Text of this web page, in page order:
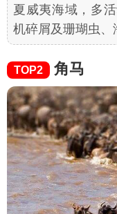
夏威夷海域，多
机碎屑及珊瑚虫、
TOP2 角马